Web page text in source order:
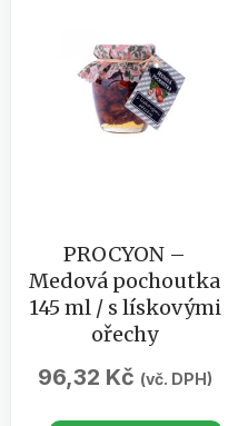
PROCYON –
Medová pochoutka
145 ml / s lískovými
ořechy
96,32 Kč (vč. DPH)